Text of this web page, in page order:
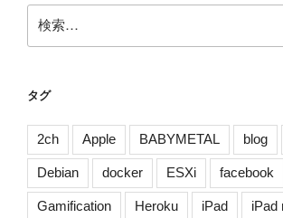
ン
索:
タグ
2ch Apple BABYMETAL blog
Debian docker ESXi facebook
Gamification Heroku iPad iPad